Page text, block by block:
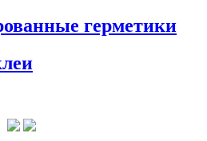
герметики